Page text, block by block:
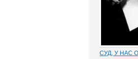
телеканала
Любимов. В
что пора
СУД, У НАС